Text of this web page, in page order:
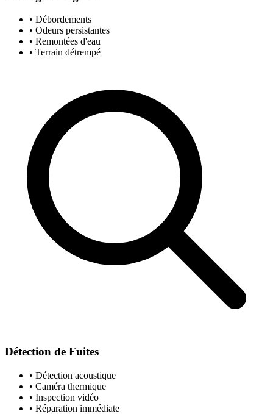
• Débordements
• Odeurs persistantes
• Remontées d'eau
• Terrain détrempé
Détection de Fuites
• Détection acoustique
• Caméra thermique
• Inspection vidéo
• Réparation immédiate